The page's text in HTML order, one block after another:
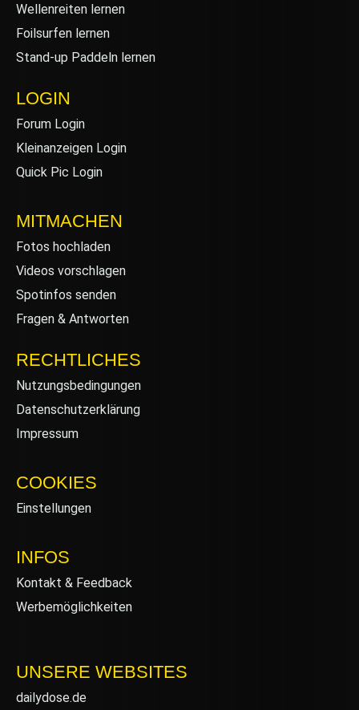
Wellenreiten lernen
Foilsurfen lernen
Stand-up Paddeln lernen
LOGIN
Forum Login
Kleinanzeigen Login
Quick Pic Login
MITMACHEN
Fotos hochladen
Videos vorschlagen
Spotinfos senden
Fragen & Antworten
RECHTLICHES
Nutzungsbedingungen
Datenschutzerklärung
Impressum
COOKIES
Einstellungen
INFOS
Kontakt & Feedback
Werbemöglichkeiten
UNSERE WEBSITES
dailydose.de